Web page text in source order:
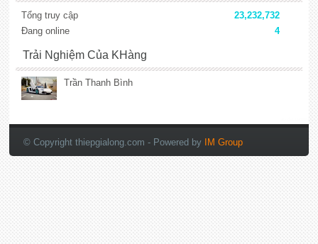
Tổng truy cập
23,232,732
Đang online
4
Trải Nghiệm Của KHàng
Trần Thanh Bình
© Copyright thiepgialong.com - Powered by IM Group